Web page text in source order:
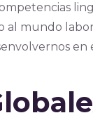
al mundo
en